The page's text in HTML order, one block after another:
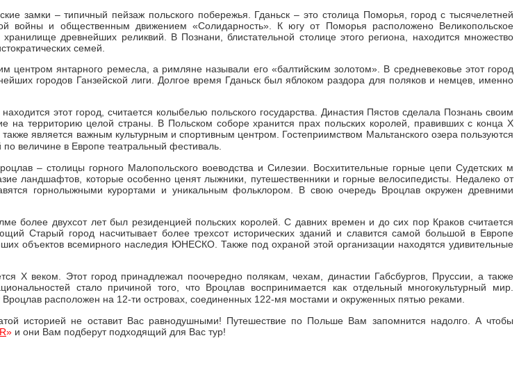
замки – типичный пейзаж польского побережья. Гданьск – это столица Поморья, город с тысячелетней
войны и общественным движением «Солидарность». К югу от Поморья расположено Великопольское
хранилище древнейших реликвий. В Познани, блистательной столице этого региона, находится множество
семей.
центром янтарного ремесла, а римляне называли его «балтийским золотом». В средневековье этот город
городов Ганзейской лиги. Долгое время Гданьск был яблоком раздора для поляков и немцев, именно
этот город, считается колыбелью польского государства. Династия Пястов сделала Познань своим
на территорию целой страны. В Польском соборе хранится прах польских королей, правивших с конца X
является важным культурным и спортивным центром. Гостеприимством Мальтанского озера пользуются
величине в Европе театральный фестиваль.
– столицы горного Малопольского воеводства и Силезии. Восхитительные горные цепи Судетских м
ландшафтов, которые особенно ценят лыжники, путешественники и горные велосипедисты. Недалеко от
горнолыжными курортами и уникальным фольклором. В свою очередь Вроцлав окружен древними
более двухсот лет был резиденцией польских королей. С давних времен и до сих пор Краков считается
Старый город насчитывает более трехсот исторических зданий и славится самой большой в Европе
объектов всемирного наследия ЮНЕСКО. Также под охраной этой организации находятся удивительные
X веком. Этот город принадлежал поочередно полякам, чехам, династии Габсбургов, Пруссии, а также
стало причиной того, что Вроцлав воспринимается как отдельный многокультурный мир.
расположен на 12-ти островах, соединенных 122-мя мостами и окруженных пятью реками.
историей не оставит Вас равнодушными! Путешествие по Польше Вам запомнится надолго. А чтобы
» и они Вам подберут подходящий для Вас тур!